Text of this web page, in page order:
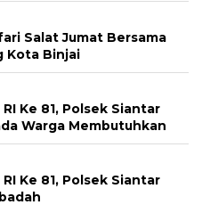
Salat Jumat Bersama
Kota Binjai
Ke 81, Polsek Siantar
Warga Membutuhkan
Ke 81, Polsek Siantar